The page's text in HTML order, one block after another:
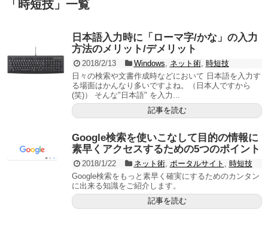
「 時短技 」 一覧
日本語入力時に「ローマ字/かな」の入力
方法のメリット/デメリット
2018/2/13 Windows, ネット術, 時短技
日々の検索や文書作成時などにおいて 日本語を入力す
る場面はかんなり多いですよね。（日本人ですから
(笑)） そんな"日本語" を入力...
記事を読む
Google検索を使いこなして目的の情報に
素早くアクセスするための5つのポイント
2018/1/22 ネット術, ポータルサイト , 時短技
Google検索をもっと素早く確実にするためのカンタン
に出来る知識をご紹介します。
記事を読む